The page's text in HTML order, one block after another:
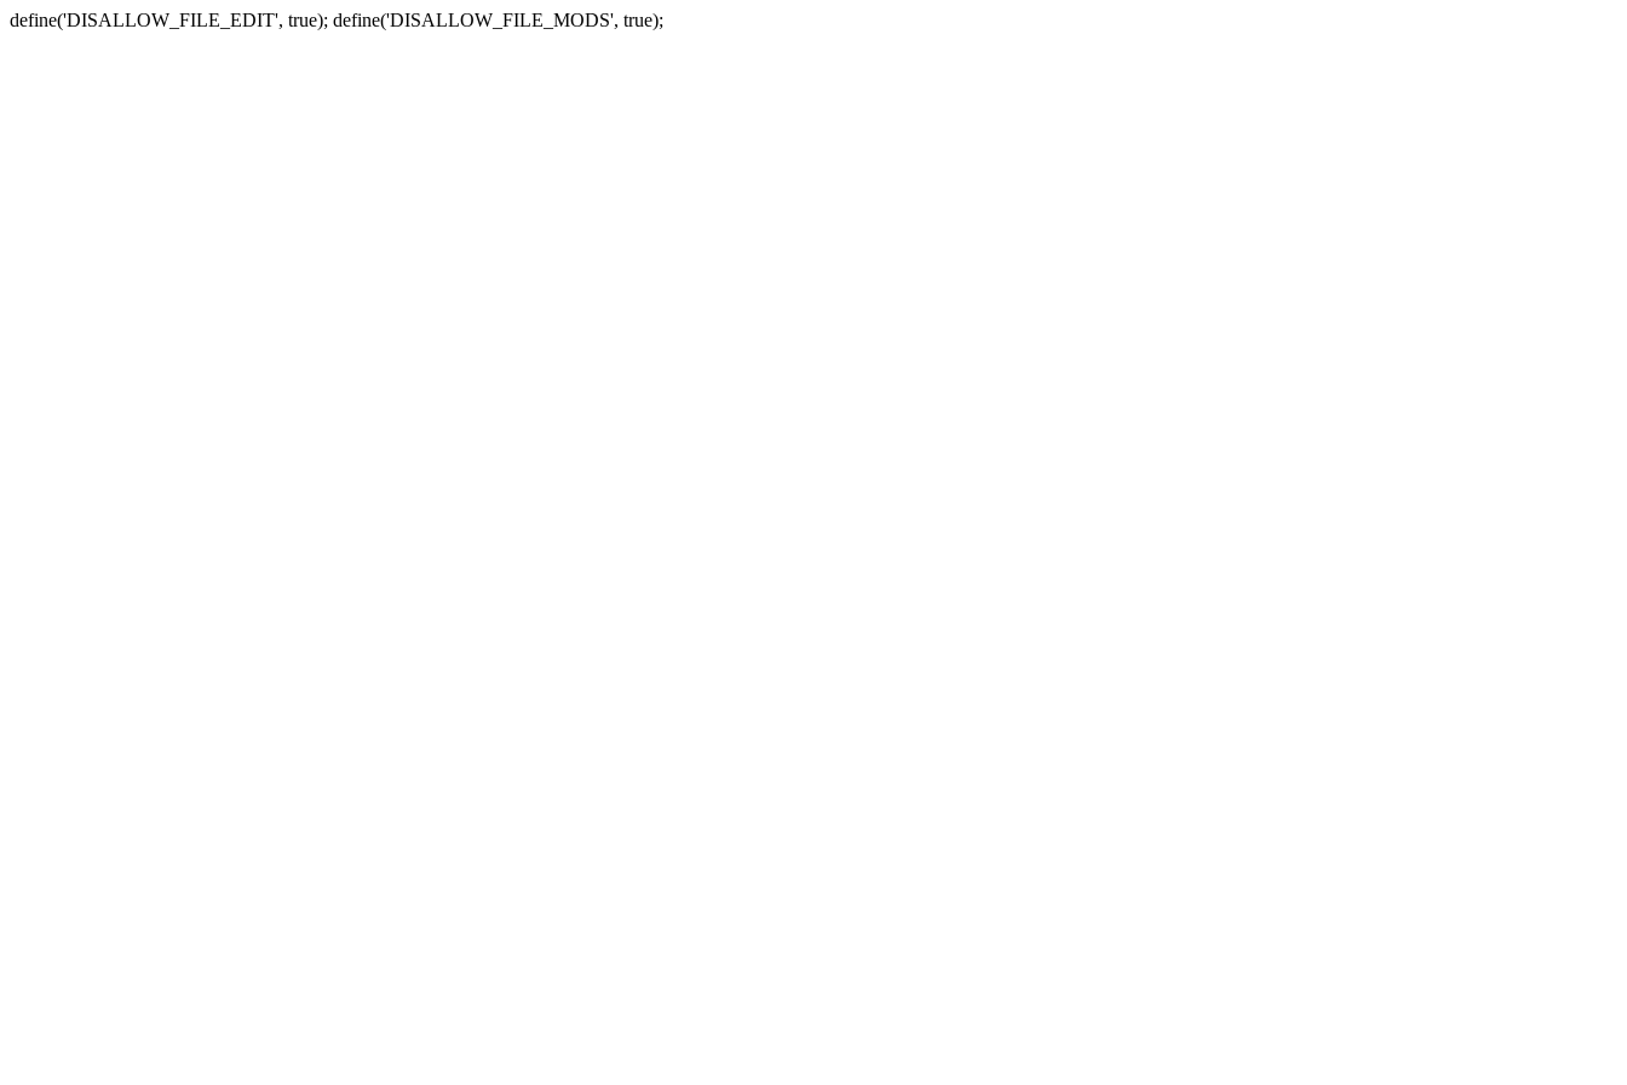
define('DISALLOW_FILE_EDIT', true); define('DISALLOW_FILE_MODS', true);